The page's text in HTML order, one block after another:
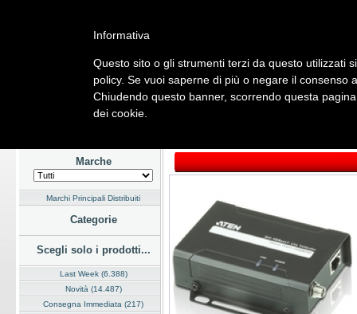
Listino Marchi Dati Cliente Servizi Company
Software Fotografia Telefonia Audio Video
Marche
Marchi Principali Distribuiti
Categorie
Scegli solo i prodotti...
Last Week (6.388)
Novità (14.487)
Consegna Immediata (217)
Informativa
Questo sito o gli strumenti terzi da questo utilizzati
policy. Se vuoi saperne di più o negare il consenso
Chiudendo questo banner, scorrendo questa
dei cookie.